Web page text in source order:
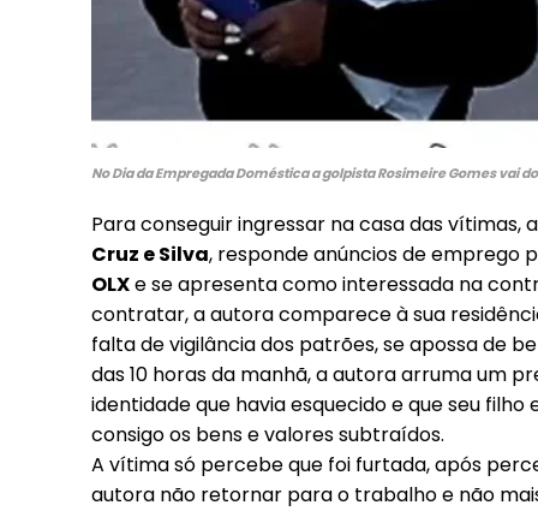
Ut mollis pellentesque
Nullam eu erat
Donec quis est ac felis
Orci varius natoque
No Dia da Empregada Doméstica a golpista Rosimeire Gomes vai
Para conseguir ingressar na casa das vítimas,
Cruz e Silva, responde anúncios de emprego
OLXe se apresenta como interessada na
contratar, a autora comparece à sua
falta de vigilância dos patrões, se apossa de
das 10 horas da manhã, a autora arruma um
identidade que havia esquecido e que seu
consigo os bens e valores subtraídos.
A vítima só percebe que foi furtada, após
autora não retornar para o trabalho e não